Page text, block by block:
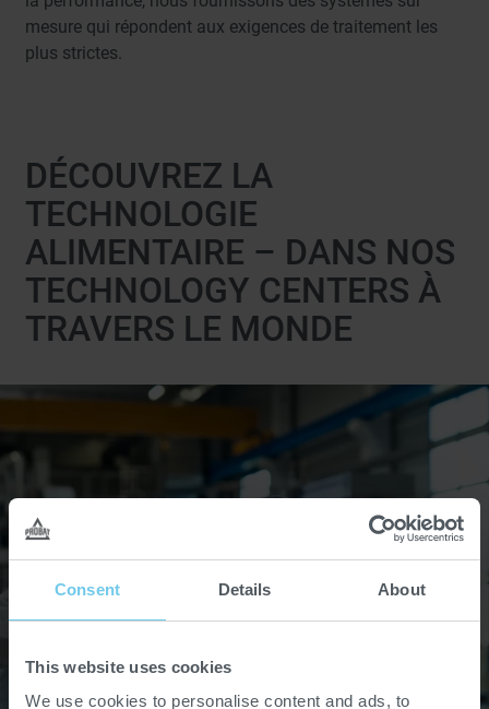
Consent Details About
This website uses cookies
We use cookies to personalise content and ads, to
mesure qui répondent aux exigences de traitement les
plus strictes.
DÉCOUVREZ LA
TECHNOLOGIE
ALIMENTAIRE – DANS NOS
TECHNOLOGY CENTERS À
TRAVERS LE MONDE